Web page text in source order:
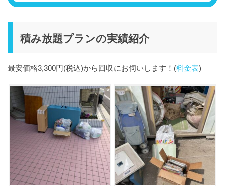
積み放題プランの実績紹介
最安価格3,300円(税込)から回収にお伺いします！(料金表)